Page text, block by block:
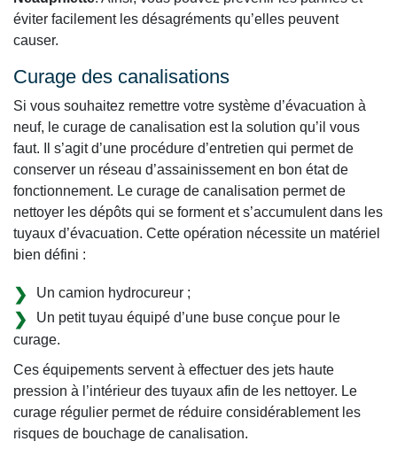
éviter facilement les désagréments qu’elles peuvent
causer.
Curage des canalisations
Si vous souhaitez remettre votre système d’évacuation à
neuf, le curage de canalisation est la solution qu’il vous
faut. Il s’agit d’une procédure d’entretien qui permet de
conserver un réseau d’assainissement en bon état de
fonctionnement. Le curage de canalisation permet de
nettoyer les dépôts qui se forment et s’accumulent dans les
tuyaux d’évacuation. Cette opération nécessite un matériel
bien défini :
Un camion hydrocureur ;
Un petit tuyau équipé d’une buse conçue pour le
curage.
Ces équipements servent à effectuer des jets haute
pression à l’intérieur des tuyaux afin de les nettoyer. Le
curage régulier permet de réduire considérablement les
risques de bouchage de canalisation.